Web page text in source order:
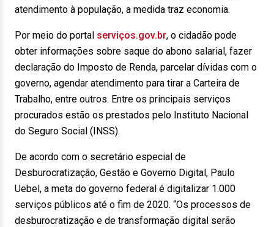
atendimento à população, a medida traz economia.
Por meio do portal serviços.gov.br, o cidadão pode
obter informações sobre saque do abono salarial, fazer
declaração do Imposto de Renda, parcelar dívidas com o
governo, agendar atendimento para tirar a Carteira de
Trabalho, entre outros. Entre os principais serviços
procurados estão os prestados pelo Instituto Nacional
do Seguro Social (INSS).
De acordo com o secretário especial de
Desburocratização, Gestão e Governo Digital, Paulo
Uebel, a meta do governo federal é digitalizar 1.000
serviços públicos até o fim de 2020. “Os processos de
desburocratização e de transformação digital serão